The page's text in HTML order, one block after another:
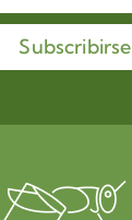
Subscribirse